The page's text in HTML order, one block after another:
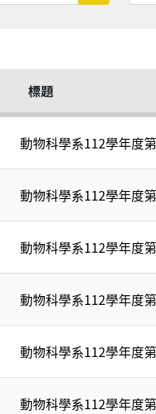
標題
動物科學系112學年度
動物科學系112學年度
動物科學系112學年度
動物科學系112學年度
動物科學系112學年度
動物科學系112學年度